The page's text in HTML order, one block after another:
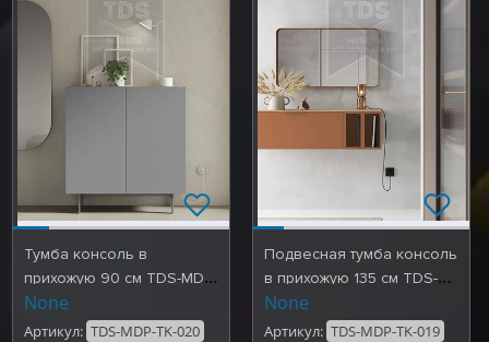
Тумба консоль в
прихожую 90 см TDS-MDP-
TK-020
None
Артикул: TDS-MDP-TK-020
Подвесная тумба консоль
в прихожую 135 см TDS-
MDP-TK-019
None
Артикул: TDS-MDP-TK-019